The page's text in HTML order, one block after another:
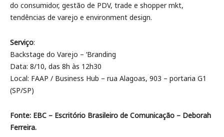
do consumidor, gestão de PDV, trade e shopper mkt,
tendências de varejo e environment design.
Serviço:
Backstage do Varejo – ‘Branding
Data: 8/10, das 8h às 12h30
Local: FAAP / Business Hub – rua Alagoas, 903 – portaria G1
(SP/SP)
Fonte: EBC – Escritório Brasileiro de Comunicação – Deborah
Ferreira.